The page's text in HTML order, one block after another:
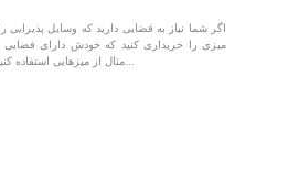
اگر شما نیاز به فضایی دارید که وسایل پذیرایی
میزی را خریداری کنید که خودش دارای فضایی